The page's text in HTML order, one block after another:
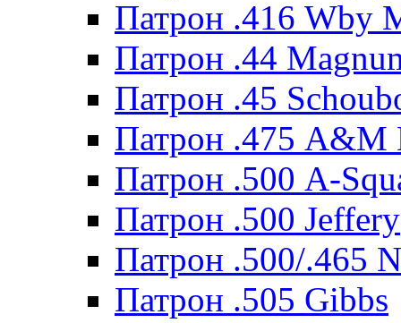
Патрон .416 Wby
Патрон .44
Патрон .45
Патрон .475 A&M
Патрон .500 A-
Патрон .500 Jeffery
Патрон .500/.465
Патрон .505 Gibbs